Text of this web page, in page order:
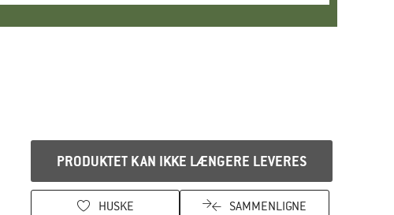
PRODUKTET KAN IKKE LÆNGERE LEVERES
HUSKE SAMMENLIGNE